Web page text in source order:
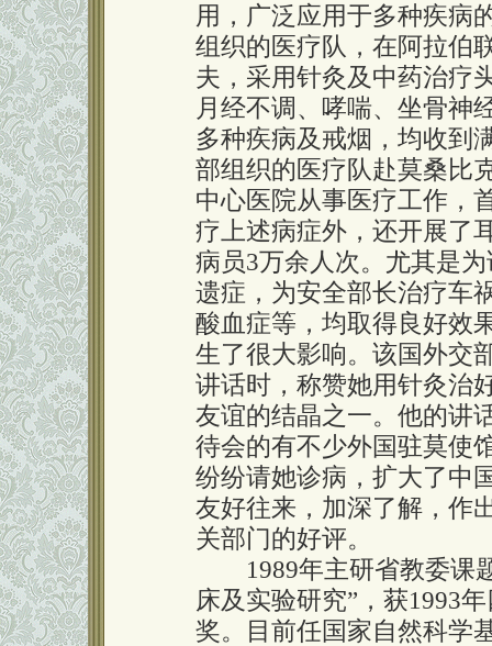
用，广泛应用于多种疾病
组织的医疗队，在阿拉伯
夫，采用针灸及中药治疗
月经不调、哮喘、坐骨神
多种疾病及戒烟，均收到
部组织的医疗队赴莫桑比
中心医院从事医疗工作，
疗上述病症外，还开展了
病员3万余人次。尤其是
遗症，为安全部长治疗车
酸血症等，均取得良好效
生了很大影响。该国外交
讲话时，称赞她用针灸治
友谊的结晶之一。他的讲
待会的有不少外国驻莫使
纷纷请她诊病，扩大了中
友好往来，加深了解，作
关部门的好评。
1989年主研省教委课题
床及实验研究”，获1993
奖。目前任国家自然科学